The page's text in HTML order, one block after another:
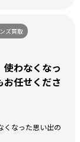
ズ買取
使わなくなっ
お任せくださ
くなった思い出の